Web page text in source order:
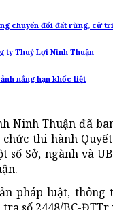
chuyển đổi đất rừng, cử
ty Thuỷ Lợi Ninh Thuận
nắng hạn khốc liệt
Ninh Thuận đã
thi hành
số Sở, ngành và
pháp luật,